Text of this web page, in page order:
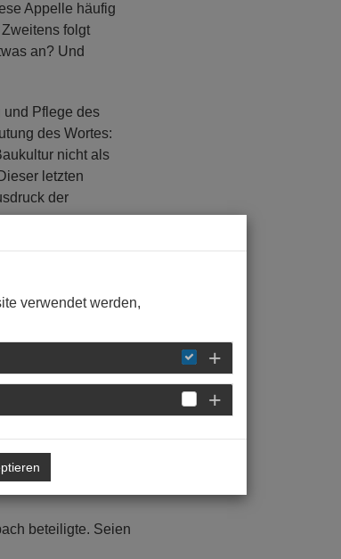
Appelle häufig
folgt
an? Und
und Pflege des
des Wortes:
nicht als
letzten
der
wenn ja, welche
Das, worüber
Gebäude aus
und rechnet
Hirsche der
geht
- mit der
Herbst 2015 in
Ein Signal
beteiligte. Seien
verwendet werden,